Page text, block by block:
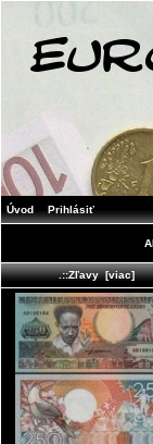
Úvod Prihlásiť
.::Zľavy [viac]